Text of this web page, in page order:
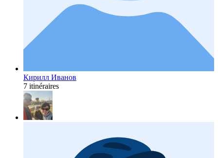
Кирилл Иванов
7 itinéraires